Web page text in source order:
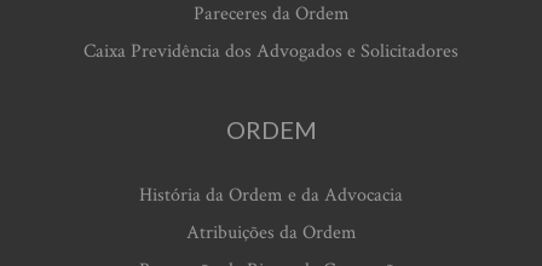
Pareceres da Ordem
Caixa Previdência dos Advogados e Solicitadores
ORDEM
História da Ordem e da Advocacia
Atribuições da Ordem